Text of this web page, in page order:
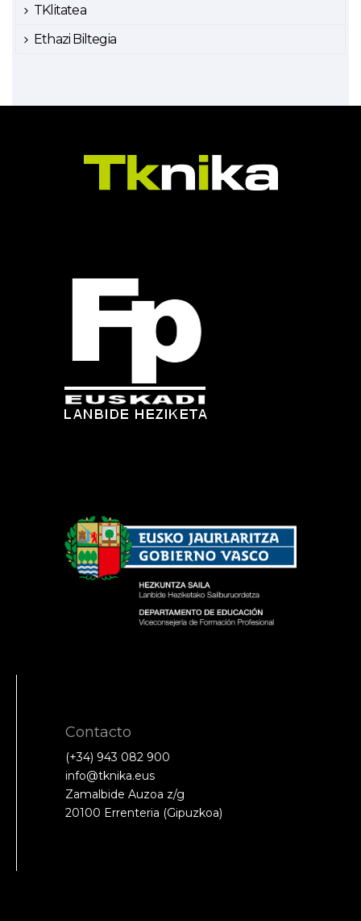
TKlitatea
Ethazi Biltegia
Contacto
(+34) 943 082 900
info@tknika.eus
Zamalbide Auzoa z/g
20100 Errenteria (Gipuzkoa)